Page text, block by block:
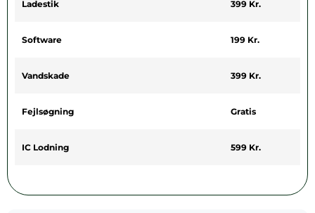
Ladestik 399 Kr.
Software 199 Kr.
Vandskade 399 Kr.
Fejlsøgning Gratis
IC Lodning 599 Kr.